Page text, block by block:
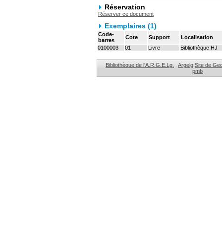
Réservation
Réserver ce document
Exemplaires (1)
Code-
barres
Cote Support
Localisation
0100003
01 Livre Bibliothèque HJ
Bibliothèque de l'A.R.G.E.Lg. Argelg Site de
pmb